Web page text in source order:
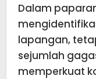
Dalam
lapangan,
sejumlah
memperkuat